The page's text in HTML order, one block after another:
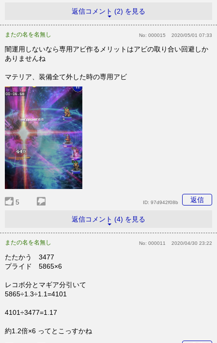
返信コメント (2) を見る
またの名を名無し No: 000015 2020/05/01 07:33
闇運用しないなら専用アビ作るメリットはアビの取り合い回避しか
ありませんね
マテリア、装備全て外した時の専用アビ
5 返信
ID: 97d942f08b
返信コメント (4) を見る
またの名を名無し No: 000011 2020/04/30 23:22
たたかう 3477
プライド 5865×6
レコボ分とマギア分引いて
5865÷1.3÷1.1=4101
4101÷3477=1.17
約1.2倍×6 ってとこっすかね